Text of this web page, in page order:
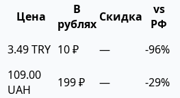
Цена
В
рублях Скидка
vs
РФ
3.49 TRY 10 ₽ — -96%
109.00
UAH
199 ₽ — -29%